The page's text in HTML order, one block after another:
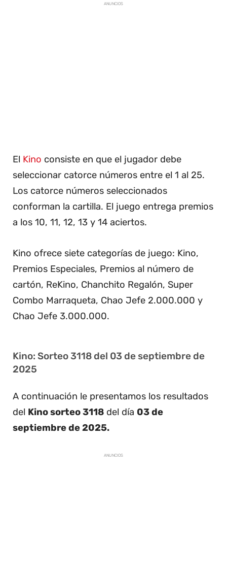
ANUNCIOS
El Kino consiste en que el jugador debe
seleccionar catorce números entre el 1 al 25.
Los catorce números seleccionados
conforman la cartilla. El juego entrega premios
a los 10, 11, 12, 13 y 14 aciertos.
Kino ofrece siete categorías de juego: Kino,
Premios Especiales, Premios al número de
cartón, ReKino, Chanchito Regalón, Super
Combo Marraqueta, Chao Jefe 2.000.000 y
Chao Jefe 3.000.000.
Kino: Sorteo 3118 del 03 de septiembre de
2025
A continuación le presentamos los resultados
del Kino sorteo 3118 del día 03 de
septiembre de 2025.
ANUNCIOS